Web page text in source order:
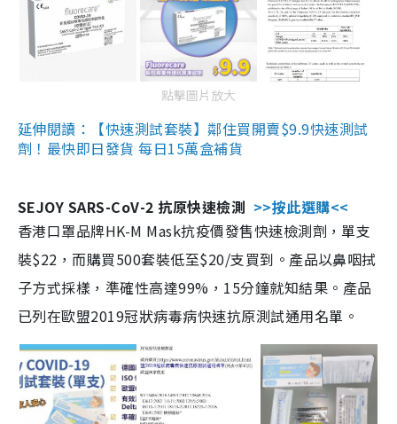
點擊圖片放大
延伸閱讀：【快速測試套裝】鄰住買開賣$9.9快速測試
劑！最快即日發貨 每日15萬盒補貨
SEJOY SARS-CoV-2 抗原快速檢測 >>按此選購<<
香港口罩品牌HK-M Mask抗疫價發售快速檢測劑，單支
裝$22，而購買500套裝低至$20/支買到。產品以鼻咽拭
子方式採樣，準確性高達99%，15分鐘就知結果。產品
已列在歐盟2019冠狀病毒病快速抗原測試通用名單。